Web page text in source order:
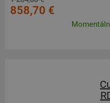
858,70 €